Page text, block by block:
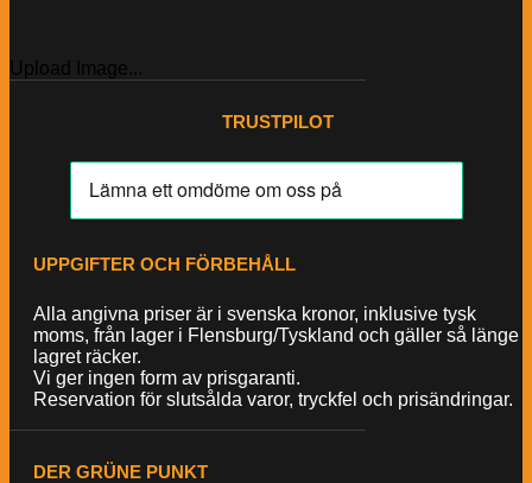
Upload Image...
TRUSTPILOT
UPPGIFTER OCH FÖRBEHÅLL
Alla angivna priser är i svenska kronor, inklusive tysk
moms, från lager i Flensburg/Tyskland och gäller så länge
lagret räcker.
Vi ger ingen form av prisgaranti.
Reservation för slutsålda varor, tryckfel och prisändringar.
DER GRÜNE PUNKT